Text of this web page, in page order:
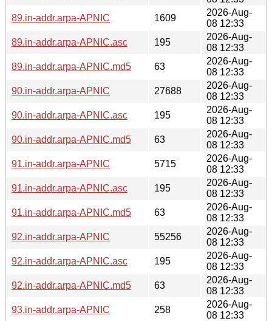
89.in-addr.arpa-APNIC
1609
2026-Aug-
08 12:33
89.in-addr.arpa-APNIC.asc
195
2026-Aug-
08 12:33
89.in-addr.arpa-APNIC.md5
63
2026-Aug-
08 12:33
90.in-addr.arpa-APNIC
27688
2026-Aug-
08 12:33
90.in-addr.arpa-APNIC.asc
195
2026-Aug-
08 12:33
90.in-addr.arpa-APNIC.md5
63
2026-Aug-
08 12:33
91.in-addr.arpa-APNIC
5715
2026-Aug-
08 12:33
91.in-addr.arpa-APNIC.asc
195
2026-Aug-
08 12:33
91.in-addr.arpa-APNIC.md5
63
2026-Aug-
08 12:33
92.in-addr.arpa-APNIC
55256
2026-Aug-
08 12:33
92.in-addr.arpa-APNIC.asc
195
2026-Aug-
08 12:33
92.in-addr.arpa-APNIC.md5
63
2026-Aug-
08 12:33
93.in-addr.arpa-APNIC
258
2026-Aug-
08 12:33